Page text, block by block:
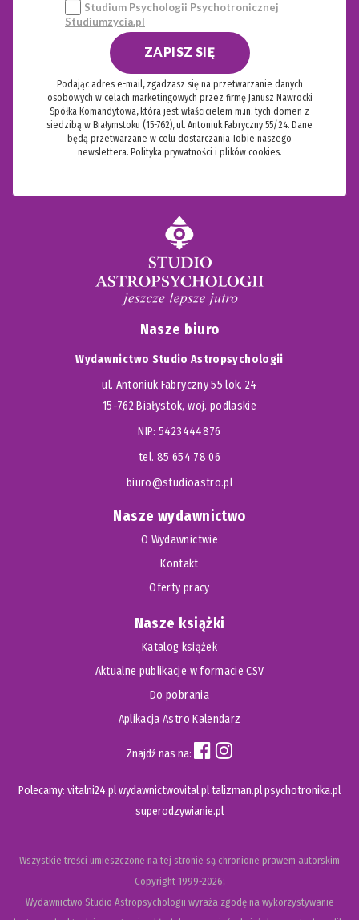
Studium Psychologii Psychotronicznej
Studiumzycia.pl
ZAPISZ SIĘ
Podając adres e-mail, zgadzasz się na przetwarzanie danych
osobowych w celach marketingowych przez firmę Janusz Nawrocki
Spółka Komandytowa, która jest właścicielem m.in. tych domen z
siedzibą w Białymstoku (15-762), ul. Antoniuk Fabryczny 55/24. Dane
będą przetwarzane w celu dostarczania Tobie naszego
newslettera. Polityka prywatności i plików cookies.
Nasze biuro
Wydawnictwo Studio Astropsychologii
ul. Antoniuk Fabryczny 55 lok. 24
15-762 Białystok, woj. podlaskie
NIP: 5423444876
tel. 85 654 78 06
biuro@studioastro.pl
Nasze wydawnictwo
O Wydawnictwie
Kontakt
Oferty pracy
Nasze książki
Katalog książek
Aktualne publikacje w formacie CSV
Do pobrania
Aplikacja Astro Kalendarz
Znajdź nas na:
Polecamy: vitalni24.plwydawnictwovital.pltalizman.plpsychotronika.pl
superodzywianie.pl
Wszystkie treści umieszczone na tej stronie są chronione prawem autorskim
Copyright1999-2026;
Wydawnictwo Studio Astropsychologii wyraża zgodę na wykorzystywanie